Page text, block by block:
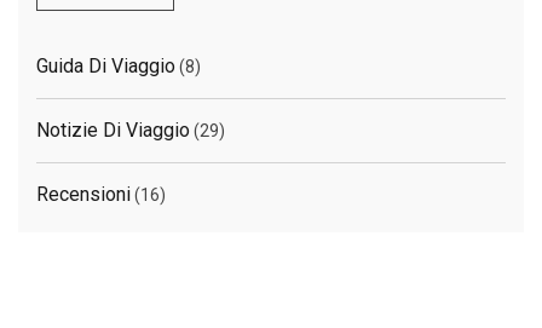
Guida Di Viaggio(8)
Notizie Di Viaggio(29)
Recensioni(16)